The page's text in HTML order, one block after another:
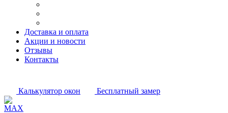
Доставка и оплата
Акции и новости
Отзывы
Контакты
Калькулятор окон Бесплатный замер